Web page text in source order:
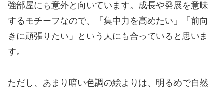
強部屋にも意外と向いています。成長や発展を意味
するモチーフなので、「集中力を高めたい」「前向
きに頑張りたい」という人にも合っていると思いま
す。
ただし、あまり暗い色調の絵よりは、明るめで自然